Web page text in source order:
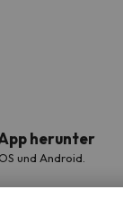
herunter
und Android.